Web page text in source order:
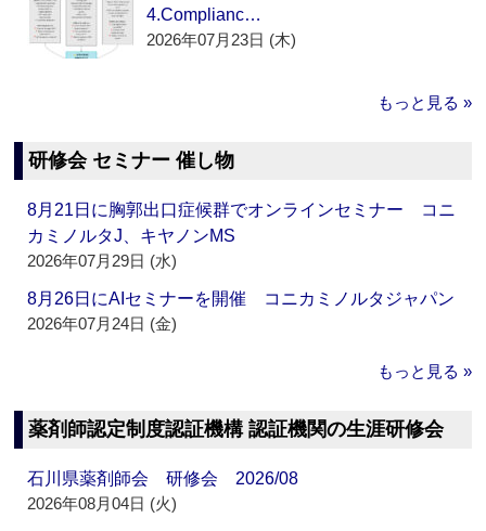
4.Complianc…
2026年07月23日 (木)
もっと見る »
研修会 セミナー 催し物
8月21日に胸郭出口症候群でオンラインセミナー コニ
カミノルタJ、キヤノンMS
2026年07月29日 (水)
8月26日にAIセミナーを開催 コニカミノルタジャパン
2026年07月24日 (金)
もっと見る »
薬剤師認定制度認証機構 認証機関の生涯研修会
石川県薬剤師会 研修会 2026/08
2026年08月04日 (火)